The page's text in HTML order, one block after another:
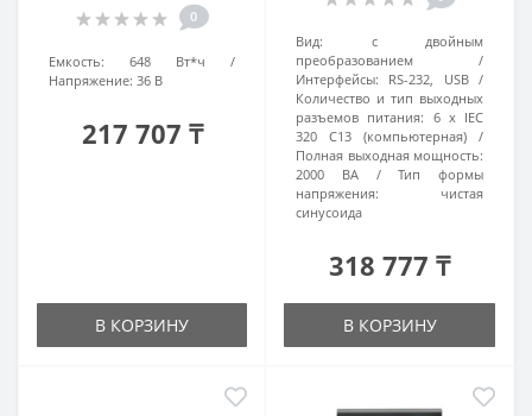
0
Емкость:
648 Вт*ч
Напряжение: 36 В
217 707 ₸
В КОРЗИНУ
Вид:
с двойным
преобразованием
Интерфейсы:
RS-232, USB
Количество и тип выходных
разъемов питания: 6 x IEC
320 C13 (компьютерная)
Полная выходная мощность:
2000 ВА
Тип формы
напряжения:
чистая
синусоида
318 777 ₸
В КОРЗИНУ